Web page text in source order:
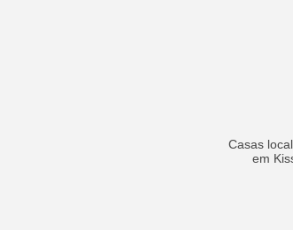
Casas
em